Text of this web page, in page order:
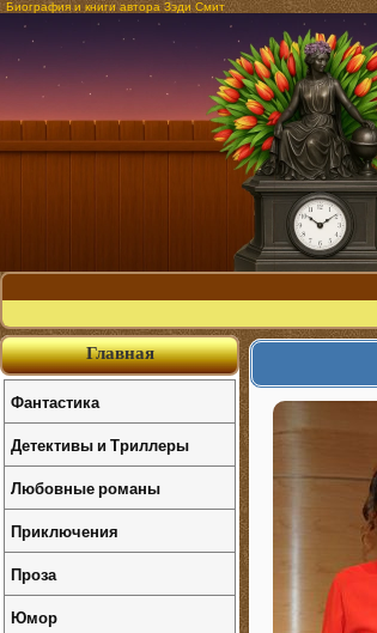
Биография и книги автора Зэди Смит
Главная
Фантастика
Детективы и Триллеры
Любовные романы
Приключения
Проза
Юмор